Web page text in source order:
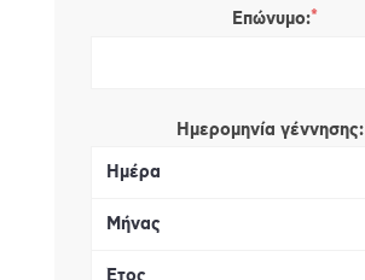
Επώνυμο:*
Ημερομηνία γέννησης: